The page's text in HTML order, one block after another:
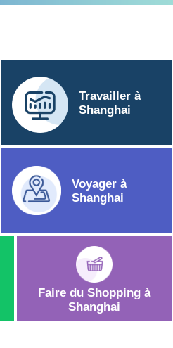
Travailler à
Shanghai
Voyager à
Shanghai
Faire du Shopping à
Shanghai